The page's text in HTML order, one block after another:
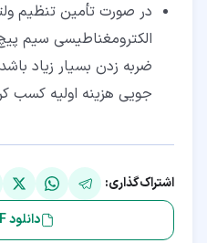
در صورت تأمین تنظیم
الکترومغناطیسی سیم
ضربه زدن بسیار زیاد
جویی هزینه اولیه کسب
اشتراک‌گذاری:
دانلود PDF مقاله